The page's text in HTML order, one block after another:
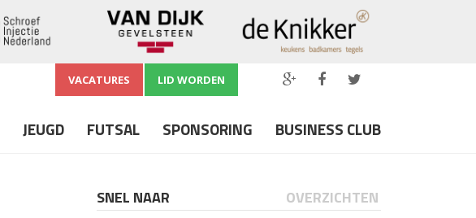
VACATURES LID WORDEN
JEUGD FUTSAL SPONSORING BUSINESS CLUB
SNEL NAAR OVERZICHTEN